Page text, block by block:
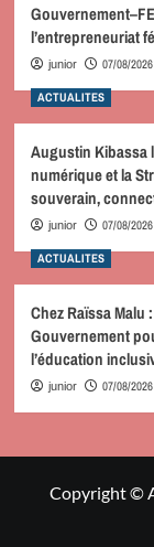
l’entrepreneuriat
junior 07/08/2026
ACTUALITES
Augustin Kibassa
numérique et la
souverain,
junior 07/08/2026
ACTUALITES
Chez Raïssa Malu
Gouvernement
l’éducation
junior 07/08/2026
Copyright ©